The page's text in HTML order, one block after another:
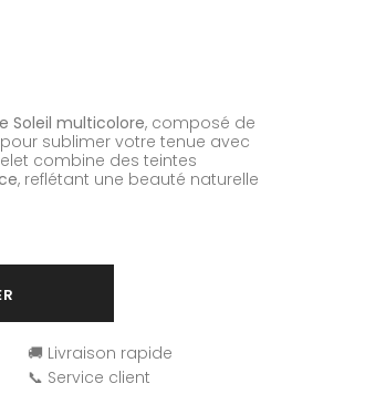
Soleil multicolore, composé de
pour sublimer votre tenue avec
combine des teintes
, reflétant une beauté naturelle
🚚 Livraison rapide
📞 Service client